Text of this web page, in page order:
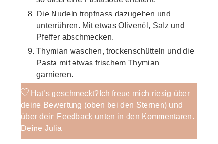
Die Nudeln tropfnass dazugeben und
unterrühren. Mit etwas Olivenöl, Salz und
Pfeffer abschmecken.
Thymian waschen, trockenschütteln und die
Pasta mit etwas frischem Thymian
garnieren.
Hat’s geschmeckt? Ich freue mich riesig über
deine Bewertung (oben bei den Sternen) und
über dein Feedback unten in den Kommentaren.
Deine Julia